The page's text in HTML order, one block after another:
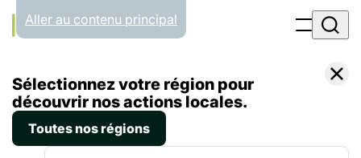
Panneau de gestion des cookies
Aller au contenu principal
Accueil Liste des actualités Hébergement – La FAS adopte à l’unanimité une note de position pour réaffirmer l’inconditionnalité et la continuité de l’accueil
ACTUALITÉ|28 MAI 2025
Sélectionnez votre région pour
découvrir nos actions locales.
Toutes nos régions